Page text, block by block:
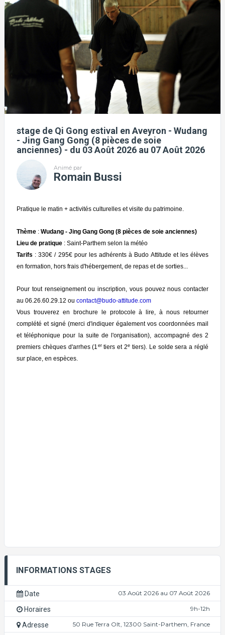
stage de Qi Gong estival en Aveyron - Wudang
- Jing Gang Gong (8 pièces de soie
anciennes) - du 03 Août 2026 au 07 Août 2026
Animé par
Romain Bussi
Pratique le matin + activités culturelles et visite du patrimoine.
Thème : Wudang - Jing Gang Gong (8 pièces de soie anciennes)
Lieu de pratique : Saint-Parthem selon la météo
Tarifs : 330€ / 295€ pour les adhérents à Budo Attitude et les élèves
en formation, hors frais d'hébergement, de repas et de sorties...
Pour tout renseignement ou inscription, vous pouvez nous contacter
au 06.26.60.29.12 ou contact@budo-attitude.com
Vous trouverez en brochure le protocole à lire, à nous retourner
complété et signé (merci d'indiquer également vos coordonnées mail
et téléphonique pour la suite de l'organisation), accompagné des 2
premiers chèques d'arrhes (1 ertiers et 2e tiers). Le solde sera a réglé
sur place, en espèces.
INFORMATIONS STAGES
Date 03 Août 2026 au 07 Août 2026
Horaires 9h-12h
Adresse 50 Rue Terra Olt, 12300 Saint-Parthem, France